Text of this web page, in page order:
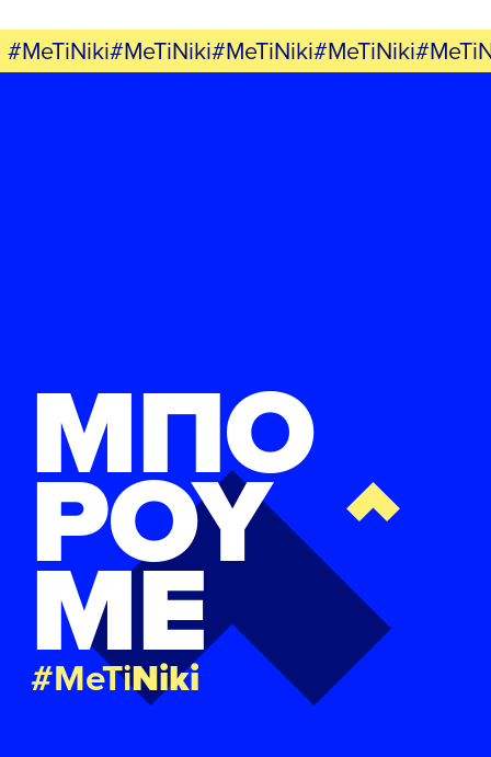
FB IN TW YT LN VB TIKTOK
ΜΠΟ
ΡΟΥ
ΜΕ
#MeTiNiki